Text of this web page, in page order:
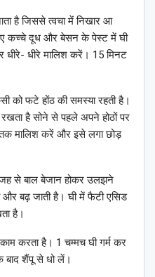
है जिससे त्वचा में निखार आ
कच्चे दूध और बेसन के पेस्ट में घी
धीरे- धीरे मालिश करें। 15 मिनट
को फटे होंठ की समस्या रहती है।
रखता है सोने से पहले अपने होठों पर
तक मालिश करें और इसे लगा छोड़
से बाल बेजान होकर उलझने
और बढ़ जाती है। घी में फैटी एसिड
है।
करता है। 1 चम्मच घी गर्म कर
शैंपू से धो लें।